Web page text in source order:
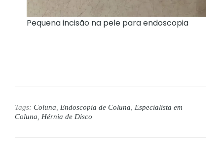
Pequena incisão na pele para endoscopia
Tags: Coluna Endoscopia de Coluna
Especialista em
Coluna
Hérnia de Disco